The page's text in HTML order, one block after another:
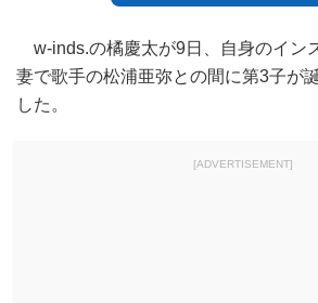
w-inds.の橘慶太が9日、自身のイン
妻で歌手の松浦亜弥との間に第3子が
した。
[ADVERTISEMENT]